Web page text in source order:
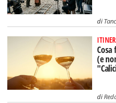
di
Cosa
(e
di